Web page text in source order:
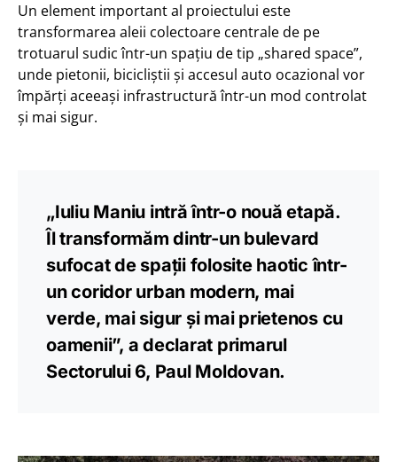
Un element important al proiectului este
transformarea aleii colectoare centrale de pe
trotuarul sudic într-un spațiu de tip „shared space”,
unde pietonii, bicicliștii și accesul auto ocazional vor
împărți aceeași infrastructură într-un mod controlat
și mai sigur.
„Iuliu Maniu intră într-o nouă etapă.
Îl transformăm dintr-un bulevard
sufocat de spații folosite haotic într-
un coridor urban modern, mai
verde, mai sigur și mai prietenos cu
oamenii”, a declarat primarul
Sectorului 6, Paul Moldovan.